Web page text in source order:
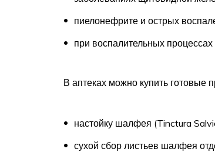
пиелонефрите и острых
при воспалительных
В аптеках можно купить готовые
настойку шалфея (Tinctura
сухой сбор листьев шалфея